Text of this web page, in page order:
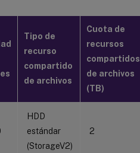
Tipo de
recurso
compartido
de archivos
Cuota de
recursos
compartidos
de archivos
(TB)
HDD
estándar
(StorageV2)
2